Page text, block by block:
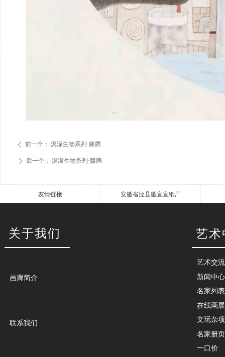
ꄴ 前一个： 溟濛生物系列·滕腾
ꄲ 后一个： 溟濛生物系列·滕腾
关于我们
画廊简介
联系我们
艺术
艺术交流
新闻中心
名家列表
在线画展
文玩杂项
名家册页
一口价
友情链接 安徽省泾县徽宣宣纸厂